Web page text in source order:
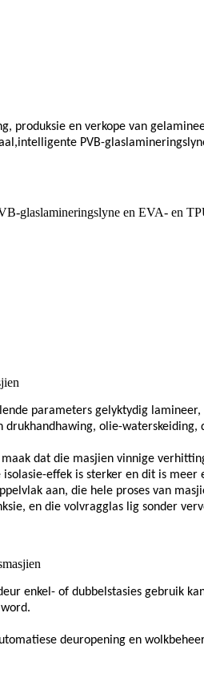
produksie en verkope van
intelligente PVB-
glaslamineringslyne en EVA- en
parameters gelyktydig
olie-
dat die masjien vinnige
effek is sterker en dit is meer
aan, die hele proses van
en die volvragglas lig sonder
enkel- of dubbelstasies gebruik
deuropening en